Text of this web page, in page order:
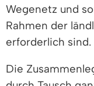
Wegenetz und
Rahmen der
erforderlich sind.
Die